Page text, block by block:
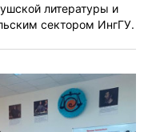
литературы и
сектором ИнгГУ.